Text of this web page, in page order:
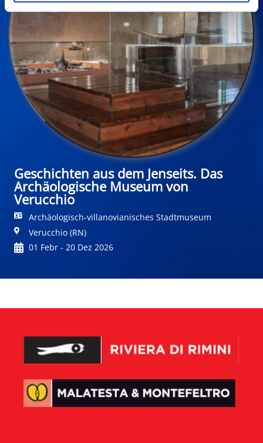
Geschichten aus dem Jenseits. Das
Archäologische Museum von
Verucchio
Archäologisch-villanovianisches Stadtmuseum
Verucchio (RN)
01 Febr - 20 Dez 2026